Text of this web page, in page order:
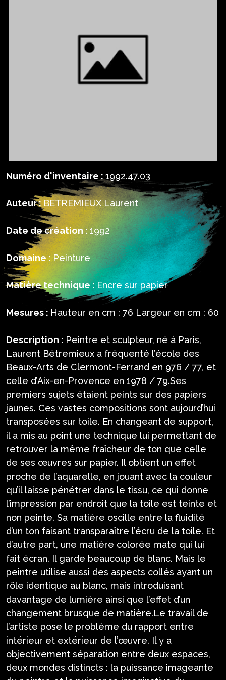
Numéro d'inventaire : 1992.47.03
Auteur : BETREMIEUX Laurent
Date de création : 1992
Domaine : Peinture
Matière technique : Encre sur papier
Mesures : Hauteur en cm : 76 Largeur en cm : 60
Description : Peintre et sculpteur, né à Paris,
Laurent Bétremieux a fréquenté l’école des
Beaux-Arts de Clermont-Ferrand en 976 / 77, et
celle d’Aix-en-Provence en 1978 / 79.Ses
premiers sujets étaient peints sur des papiers
jaunes. Ces vastes compositions sont aujourd’hui
transposées sur toile. En changeant de support,
il a mis au point une technique lui permettant de
retrouver la même fraîcheur de ton que celle
de ses œuvres sur papier. Il obtient un effet
proche de l’aquarelle, en jouant avec la couleur
qu’il laisse pénétrer dans le tissu, ce qui donne
l’impression par endroit que la toile est teinte et
non peinte. Sa matière oscille entre la fluidité
d’un ton faisant transparaître l’écru de la toile. Et
d’autre part, une matière colorée mate qui lui
fait écran. Il garde beaucoup de blanc. Mais le
peintre utilise aussi des aspects collés ayant un
rôle identique au blanc, mais introduisant
davantage de lumière ainsi que l’effet d’un
changement brusque de matière.Le travail de
l’artiste pose le problème du rapport entre
intérieur et extérieur de l’œuvre. Il y a
objectivement séparation entre deux espaces,
deux mondes distincts : la puissance imageante